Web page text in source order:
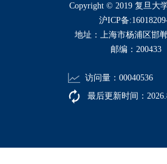
​Copyright © 2019 复旦大
沪ICP备
地址：上海市杨浦区邯
邮编：200433
访问量： 00040536
最后更新时间： 2026